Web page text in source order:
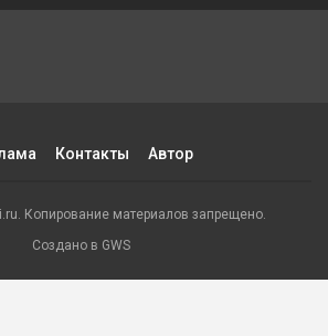
Контакты Автор
Копирование материалов запрещено.
Создано в GWS